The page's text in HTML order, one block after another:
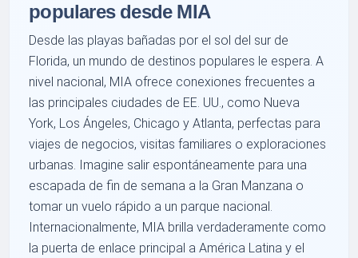
populares desde MIA
Desde las playas bañadas por el sol del sur de
Florida, un mundo de destinos populares le espera. A
nivel nacional, MIA ofrece conexiones frecuentes a
las principales ciudades de EE. UU., como Nueva
York, Los Ángeles, Chicago y Atlanta, perfectas para
viajes de negocios, visitas familiares o exploraciones
urbanas. Imagine salir espontáneamente para una
escapada de fin de semana a la Gran Manzana o
tomar un vuelo rápido a un parque nacional.
Internacionalmente, MIA brilla verdaderamente como
la puerta de enlace principal a América Latina y el